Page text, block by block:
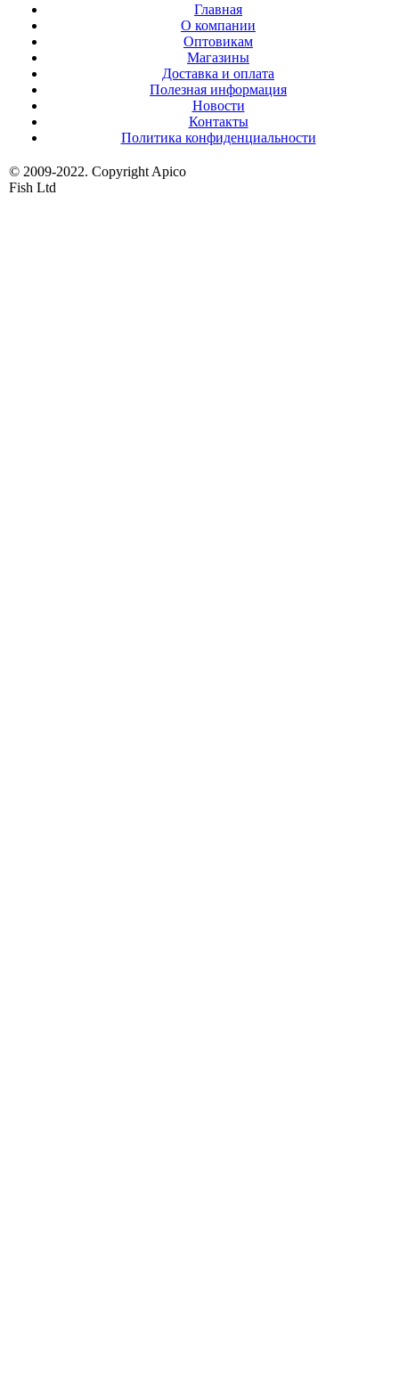
Главная
О компании
Оптовикам
Магазины
Доставка и оплата
Полезная информация
Новости
Контакты
Политика конфиденциальности
© 2009-2022. Copyright Apico
Fish Ltd